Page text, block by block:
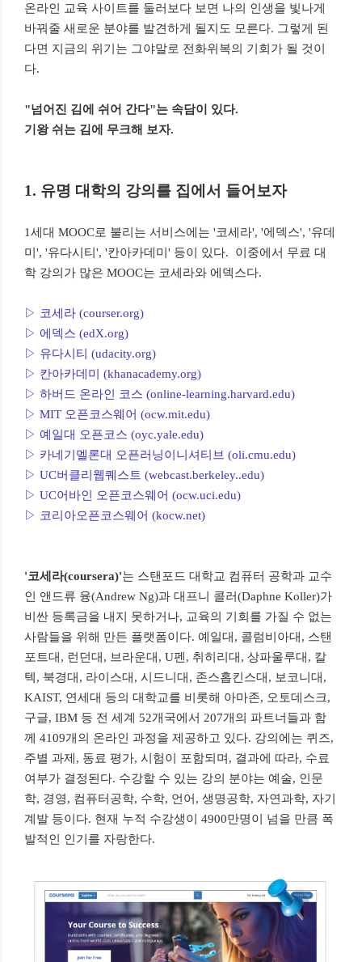
온라인 교육 사이트를 둘러보다 보면 나의 인생을 빛나게
바꿔줄 새로운 분야를 발견하게 될지도 모른다. 그렇게 된
다면 지금의 위기는 그야말로 전화위복의 기회가 될 것이
다.
"넘어진 김에 쉬어 간다"는 속담이 있다.
기왕 쉬는 김에 무크해 보자.
1. 유명 대학의 강의를 집에서 들어보자
1세대 MOOC로 불리는 서비스에는 '코세라', '에덱스', '유데
미', '유다시티', '칸아카데미' 등이 있다. 이중에서 무료 대
학 강의가 많은 MOOC는 코세라와 에덱스다.
▷ 코세라 (courser.org)
▷ 에덱스 (edX.org)
▷ 유다시티 (udacity.org)
▷ 칸아카데미 (khanacademy.org)
▷ 하버드 온라인 코스 (online-learning.harvard.edu)
▷ MIT 오픈코스웨어 (ocw.mit.edu)
▷ 예일대 오픈코스 (oyc.yale.edu)
▷ 카네기멜론대 오픈러닝이니셔티브 (oli.cmu.edu)
▷ UC버클리웹퀘스트 (webcast.berkeley..edu)
▷ UC어바인 오픈코스웨어 (ocw.uci.edu)
▷ 코리아오픈코스웨어 (kocw.net)
'코세라(coursera)'는 스탠포드 대학교 컴퓨터 공학과 교수
인 앤드류 융(Andrew Ng)과 대프니 콜러(Daphne Koller)가
비싼 등록금을 내지 못하거나, 교육의 기회를 가질 수 없는
사람들을 위해 만든 플랫폼이다. 예일대, 콜럼비아대, 스탠
포트대, 런던대, 브라운대, U펜, 취히리대, 상파울루대, 칼
텍, 북경대, 라이스대, 시드니대, 존스홉킨스대, 보코니대,
KAIST, 연세대 등의 대학교를 비롯해 아마존, 오토데스크,
구글, IBM 등 전 세계 52개국에서 207개의 파트너들과 함
께 4109개의 온라인 과정을 제공하고 있다. 강의에는 퀴즈,
주별 과제, 동료 평가, 시험이 포함되며, 결과에 따라, 수료
여부가 결정된다. 수강할 수 있는 강의 분야는 예술, 인문
학, 경영, 컴퓨터공학, 수학, 언어, 생명공학, 자연과학, 자기
계발 등이다. 현재 누적 수강생이 4900만명이 넘을 만큼 폭
발적인 인기를 자랑한다.